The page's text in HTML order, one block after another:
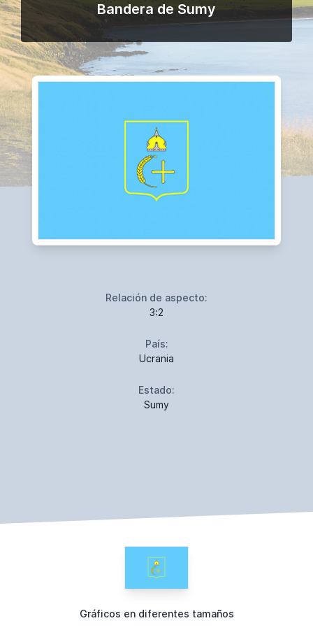
Bandera de Sumy
Relación de aspecto:
3:2
País:
Ucrania
Estado:
Sumy
Gráficos en diferentes tamaños